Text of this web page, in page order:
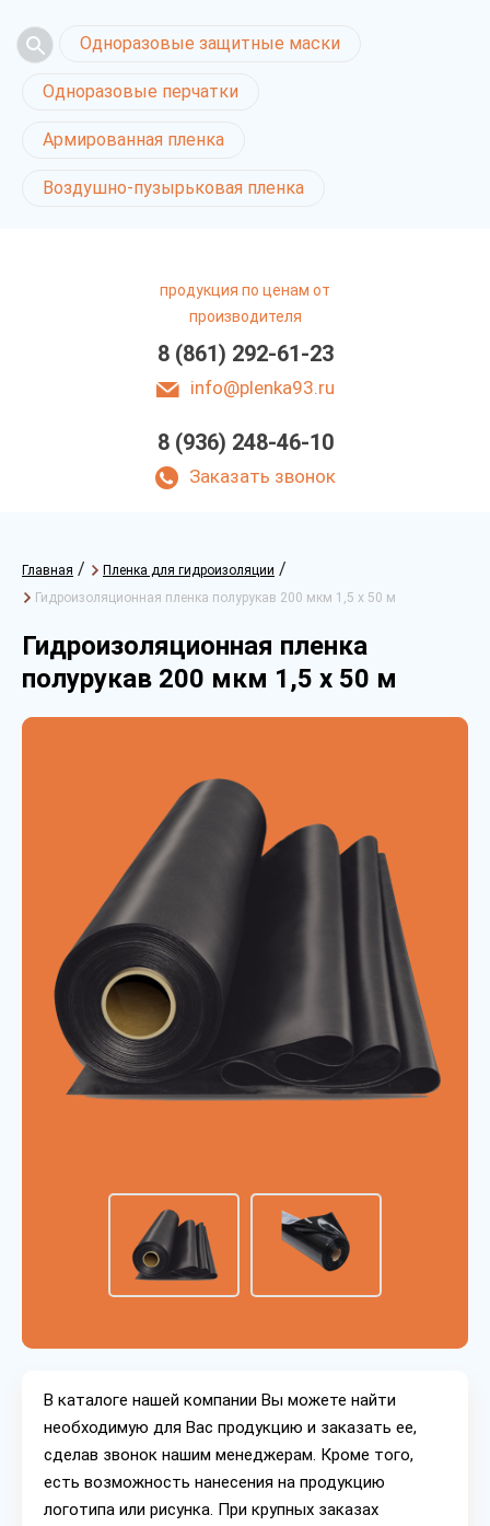
Одноразовые защитные маски
Одноразовые перчатки
Армированная пленка
Воздушно-пузырьковая пленка
продукция по ценам от
производителя
8 (861) 292-61-23
info@plenka93.ru
8 (936) 248-46-10
Заказать звонок
Главная / Пленка для гидроизоляции /
Гидроизоляционная пленка полурукав 200 мкм 1,5 х 50 м
Гидроизоляционная пленка
полурукав 200 мкм 1,5 х 50 м
В каталоге нашей компании Вы можете найти
необходимую для Вас продукцию и заказать ее,
сделав звонок нашим менеджерам. Кроме того,
есть возможность нанесения на продукцию
логотипа или рисунка. При крупных заказах